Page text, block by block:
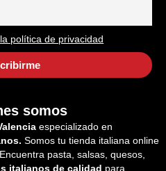
política de privacidad
somos
especializado en
Somos tu tienda italiana online
pasta, salsas, quesos,
italianos de calidad para